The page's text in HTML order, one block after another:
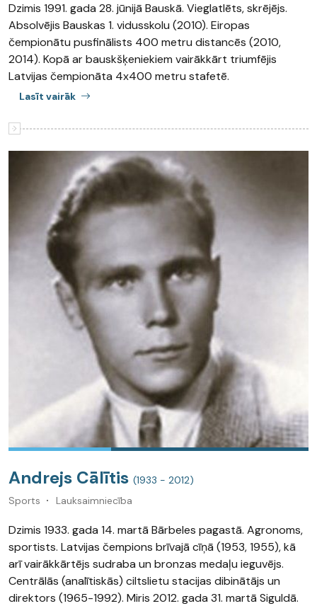
Dzimis 1991. gada 28. jūnijā Bauskā. Vieglatlēts, skrējējs.
Absolvējis Bauskas 1. vidusskolu (2010). Eiropas
čempionātu pusfinālists 400 metru distancēs (2010,
2014). Kopā ar bauskšķeniekiem vairākkārt triumfējis
Latvijas čempionāta 4x400 metru stafetē.
Lasīt vairāk
Andrejs Cālītis (1933 - 2012)
Sports
Lauksaimniecība
Dzimis 1933. gada 14. martā Bārbeles pagastā. Agronoms,
sportists. Latvijas čempions brīvajā cīņā (1953, 1955), kā
arī vairākkārtējs sudraba un bronzas medaļu ieguvējs.
Centrālās (analītiskās) ciltslietu stacijas dibinātājs un
direktors (1965-1992). Miris 2012. gada 31. martā Siguldā.